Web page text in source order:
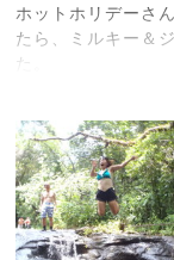
ホットホリデーさ
たら、ミルキー＆
た。